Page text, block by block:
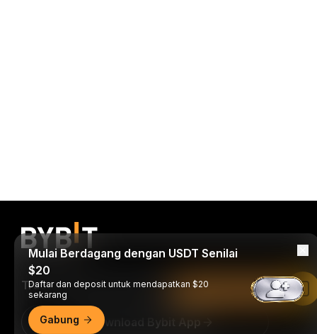
Trade Kapan Saja, Di Mana Saja!
Download Bybit App
Mulai Berdagang dengan USDT Senilai
$20
Daftar dan deposit untuk mendapatkan $20
sekarang
Gabung
Baca di Aplikasi Bybit